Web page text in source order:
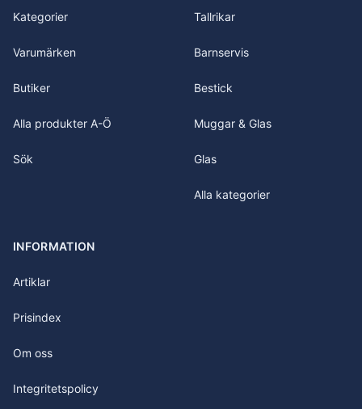
Kategorier
Varumärken
Butiker
Alla produkter A-Ö
Sök
Tallrikar
Barnservis
Bestick
Muggar & Glas
Glas
Alla kategorier
INFORMATION
Artiklar
Prisindex
Om oss
Integritetspolicy